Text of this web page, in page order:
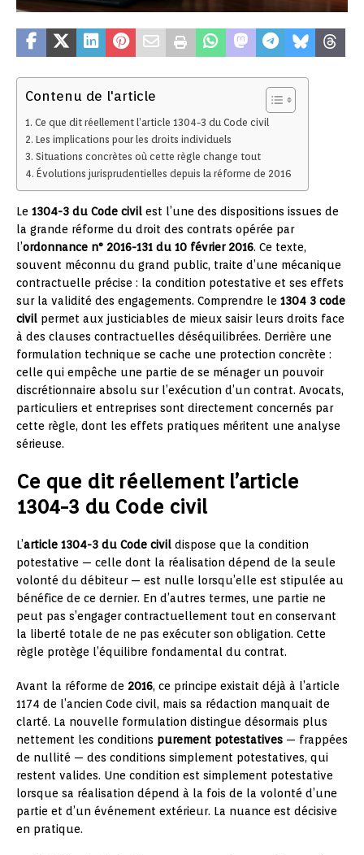
Contenu de l'article
Ce que dit réellement l’article 1304-3 du Code civil
Les implications pour les droits individuels
Situations concrètes où cette règle change tout
Évolutions jurisprudentielles depuis la réforme de 2016
Le 1304-3 du Code civil est l’une des dispositions issues de
la grande réforme du droit des contrats opérée par
l’ordonnance n° 2016-131 du 10 février 2016. Ce texte,
souvent méconnu du grand public, traite d’une mécanique
contractuelle précise : la condition potestative et ses effets
sur la validité des engagements. Comprendre le 1304 3 code
civil permet aux justiciables de mieux saisir leurs droits face
à des clauses contractuelles déséquilibrées. Derrière une
formulation technique se cache une protection concrète :
celle qui empêche une partie de se ménager un pouvoir
discrétionnaire absolu sur l’exécution d’un contrat. Avocats,
particuliers et entreprises sont directement concernés par
cette règle, dont les effets pratiques méritent une analyse
sérieuse.
Ce que dit réellement l’article
1304-3 du Code civil
L’article 1304-3 du Code civil dispose que la condition
potestative — celle dont la réalisation dépend de la seule
volonté du débiteur — est nulle lorsqu’elle est stipulée au
bénéfice de ce dernier. En d’autres termes, une partie ne
peut pas s’engager contractuellement tout en conservant
la liberté totale de ne pas exécuter son obligation. Cette
règle protège l’équilibre fondamental du contrat.
Avant la réforme de 2016, ce principe existait déjà à l’article
1174 de l’ancien Code civil, mais sa rédaction manquait de
clarté. La nouvelle formulation distingue désormais plus
nettement les conditions purement potestatives — frappées
de nullité — des conditions simplement potestatives, qui
restent valides. Une condition est simplement potestative
lorsque sa réalisation dépend à la fois de la volonté d’une
partie et d’un événement extérieur. La nuance est décisive
en pratique.